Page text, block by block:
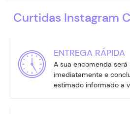
Curtidas Instagram
ENTREGA RÁPIDA
A sua encomenda
imediatamente e
estimado informado a